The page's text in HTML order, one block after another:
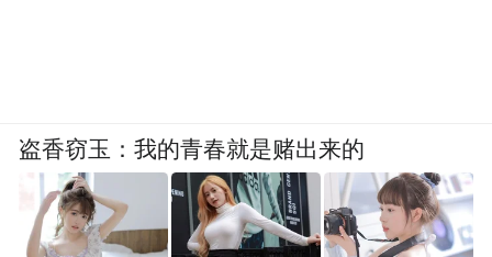
盗香窃玉：我的青春就是赌出来的